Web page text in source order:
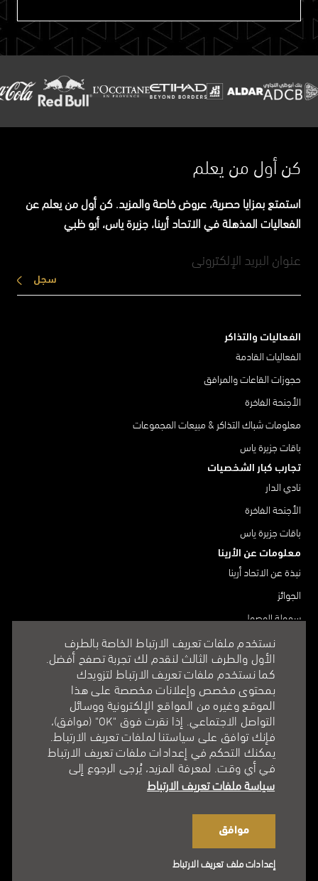
كن أول من يعلم
استمتع بمزايا حصرية، عروض خاصة والمزيد. كن أول من يعلم عن
الفعاليات المذهلة في الاتحاد أرينا، جزيرة ياس، أبو ظبي
سجل
الفعاليات والتذاكر
الفعاليات القادمة
حجوزات القاعات والمرافق
الأجنحة الفاخرة
معلومات شباك التذاكر & مبيعات المجموعات
باقات جزيرة ياس
تجارب كبار الشخصيات
نادي الدار
الأجنحة الفاخرة
باقات جزيرة ياس
معلومات عن الأرينا
نبذة عن الاتحاد أرينا
الجوائز
سهولة الوصول
الشركاء
الاستدامة
الأسئلة الشائعة
تسجيل الموردين
نستخدم ملفات تعريف الارتباط الخاصة بالطرف
الأول والطرف الثالث لنقدم لك تجربة تصفح أفضل.
كما نستخدم ملفات تعريف الارتباط لتزويدك
بمحتوى مخصص وإعلانات مخصصة على هذا
الموقع وغيره من المواقع الإلكترونية ووسائل
التواصل الاجتماعي. إذا نقرت فوق "OK" (موافق)،
فإنك توافق على سياستنا لملفات تعريف الارتباط.
يمكنك التحكم في إعدادات ملفات تعريف الارتباط
في أي وقت. لمعرفة المزيد، يُرجى الرجوع إلى
سياسة ملفات تعريف الارتباط
إعدادات ملف تعريف الارتباط
موافق